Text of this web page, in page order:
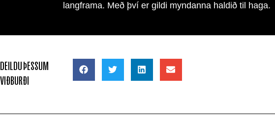
langframa. Með því er gildi myndanna haldið til haga.
DEILDU ÞESSUM
VIÐBURÐI